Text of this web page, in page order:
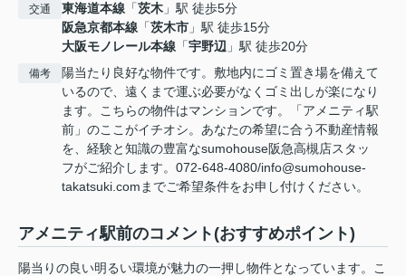
交通 東海道本線 「茨木 」駅 徒歩5分
阪急京都本線 「茨木市 」駅 徒歩15分
大阪モノレール本線 「宇野辺 」駅 徒歩20分
備考
陽当たり良好な物件です。敷地内にゴミ置き場を備えて
いるので、遠くまで運ぶ必要がなくゴミ出しが楽になり
ます。こちらの物件はマンションです。「アメニティ駅
前」のここがイチオシ。あなたの希望に合う不動産情報
を、経験と知識の豊富なsumohouse阪急高槻店スタッ
フがご紹介します。072-648-4080/info@sumohouse-
takatsuki.comまでご希望条件をお申し付けください。
アメニティ駅前のコメント(おすすめポイント)
陽当りの良い明るい環境が魅力の一押し物件となっています。こ